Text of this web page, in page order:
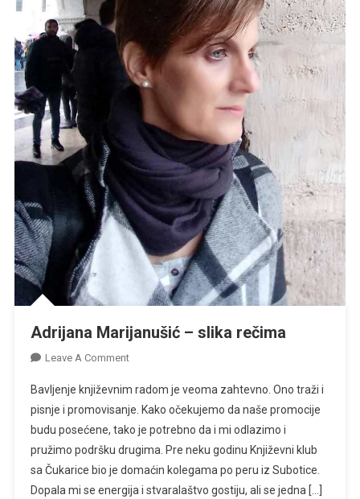
Adrijana Marijanušić – slika rečima
Leave A CommentOn
Marijanušić
–
Slika
Rečima
Bavljenje književnim radom je veoma zahtevno. Ono traži i
pisnje i promovisanje. Kako očekujemo da naše promocije
budu posećene, tako je potrebno da i mi odlazimo i
pružimo podršku drugima. Pre neku godinu Književni klub
sa Čukarice bio je domaćin kolegama po peru iz Subotice.
Dopala mi se energija i stvaralaštvo gostiju, ali se jedna […]